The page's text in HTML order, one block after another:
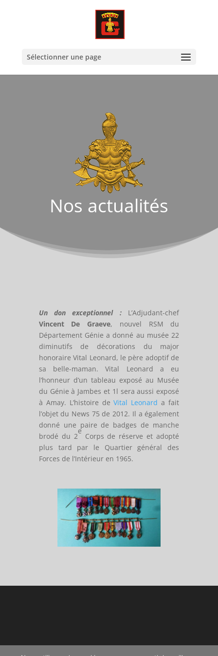
Sélectionner une page
Nos actualités
Un don exceptionnel : L’Adjudant-chef
Vincent De Graeve, nouvel RSM du
Département Génie a donné au musée 22
diminutifs de décorations du major
honoraire Vital Leonard, le père adoptif de
sa belle-maman. Vital Leonard a eu
l’honneur d’un tableau exposé au Musée
du Génie à Jambes et 1l sera aussi exposé
à Amay. L’histoire de Vital Leonard a fait
l’objet du News 75 de 2012. Il a également
donné une paire de badges de manche
brodé du 2
e
Corps de réserve et adopté
plus tard par le Quartier général des
Forces de l’Intérieur en 1965.